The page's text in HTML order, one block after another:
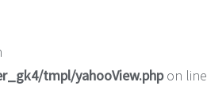
tmpl/yahooView.phpon line